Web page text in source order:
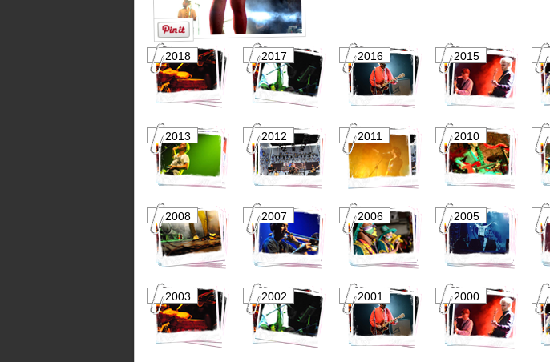
2018 2017 2016 2015
2013 2012 2011 2010
2008 2007 2006 2005
2003 2002 2001 2000